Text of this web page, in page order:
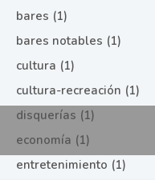
bares (1)
bares notables (1)
cultura (1)
cultura-recreación (1)
disquerías (1)
economía (1)
entretenimiento (1)